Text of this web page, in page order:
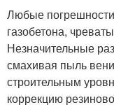
Любые
газобетона,
Незначительные
смахивая пыль
строительным
коррекцию